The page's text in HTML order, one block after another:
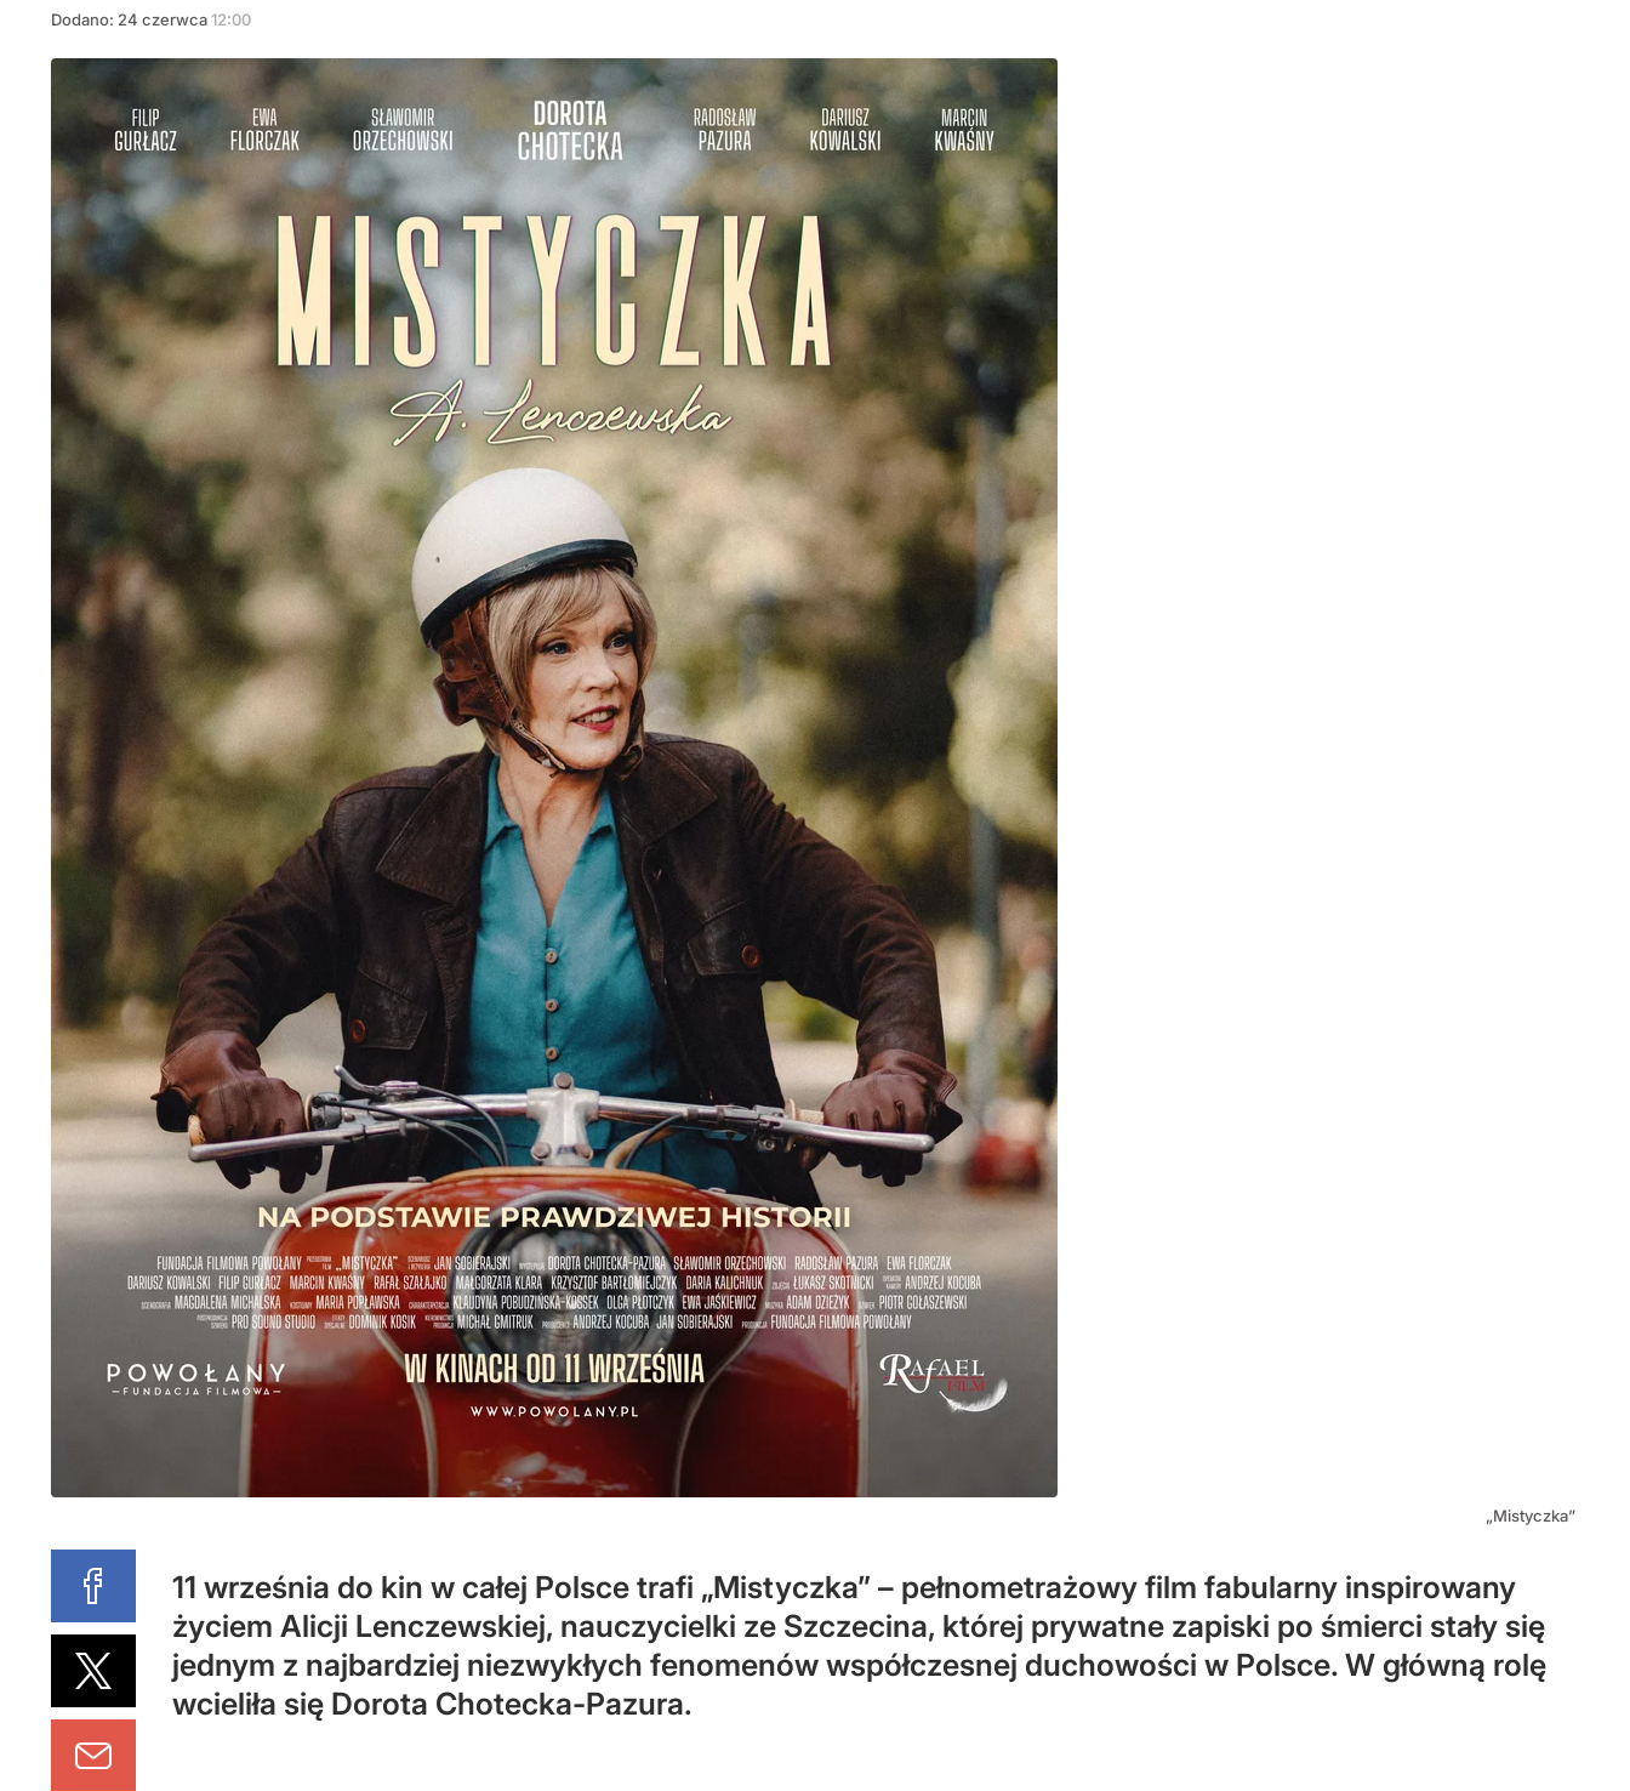
Dodano: 24 czerwca12:00
„Mistyczka”
11 września do kin w całej Polsce trafi „Mistyczka” – pełnometrażowy film fabularny inspirowany
życiem Alicji Lenczewskiej, nauczycielki ze Szczecina, której prywatne zapiski po śmierci stały się
jednym z najbardziej niezwykłych fenomenów współczesnej duchowości w Polsce. W główną rolę
wcieliła się Dorota Chotecka-Pazura.